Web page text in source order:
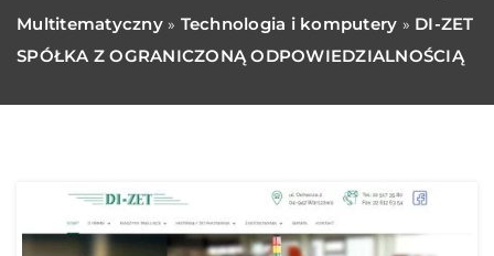
Multitematyczny» Technologia i komputery » DI-ZET
SPÓŁKA Z OGRANICZONĄ ODPOWIEDZIALNOŚCIĄ